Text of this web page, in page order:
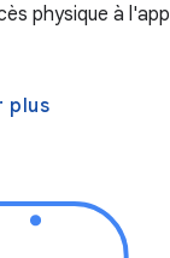
physique à
plus